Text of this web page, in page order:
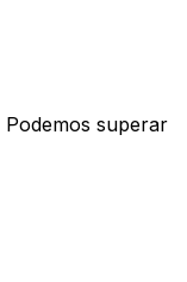
Podemos superar